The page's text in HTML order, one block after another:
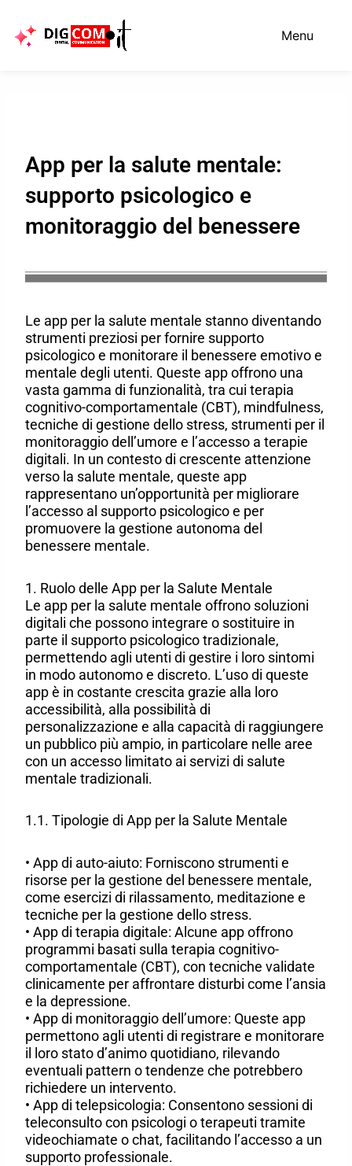
contenuto
Menu
App per la salute mentale:
supporto psicologico e
monitoraggio del benessere
Le app per la salute mentale stanno diventando
strumenti preziosi per fornire supporto
psicologico e monitorare il benessere emotivo e
mentale degli utenti. Queste app offrono una
vasta gamma di funzionalità, tra cui terapia
cognitivo-comportamentale (CBT), mindfulness,
tecniche di gestione dello stress, strumenti per il
monitoraggio dell’umore e l’accesso a terapie
digitali. In un contesto di crescente attenzione
verso la salute mentale, queste app
rappresentano un’opportunità per migliorare
l’accesso al supporto psicologico e per
promuovere la gestione autonoma del
benessere mentale.
1. Ruolo delle App per la Salute Mentale
Le app per la salute mentale offrono soluzioni
digitali che possono integrare o sostituire in
parte il supporto psicologico tradizionale,
permettendo agli utenti di gestire i loro sintomi
in modo autonomo e discreto. L’uso di queste
app è in costante crescita grazie alla loro
accessibilità, alla possibilità di
personalizzazione e alla capacità di raggiungere
un pubblico più ampio, in particolare nelle aree
con un accesso limitato ai servizi di salute
mentale tradizionali.
1.1. Tipologie di App per la Salute Mentale
• App di auto-aiuto: Forniscono strumenti e
risorse per la gestione del benessere mentale,
come esercizi di rilassamento, meditazione e
tecniche per la gestione dello stress.
• App di terapia digitale: Alcune app offrono
programmi basati sulla terapia cognitivo-
comportamentale (CBT), con tecniche validate
clinicamente per affrontare disturbi come l’ansia
e la depressione.
• App di monitoraggio dell’umore: Queste app
permettono agli utenti di registrare e monitorare
il loro stato d’animo quotidiano, rilevando
eventuali pattern o tendenze che potrebbero
richiedere un intervento.
• App di telepsicologia: Consentono sessioni di
teleconsulto con psicologi o terapeuti tramite
videochiamate o chat, facilitando l’accesso a un
supporto professionale.